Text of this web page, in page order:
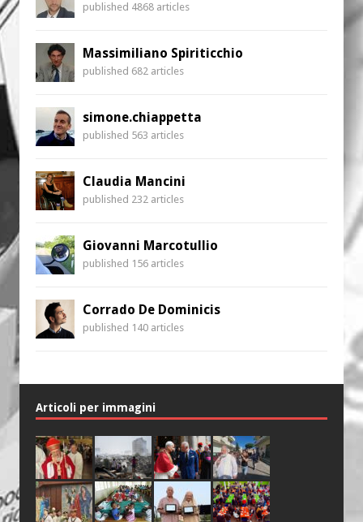
published 4868 articles
Massimiliano Spiriticchio
published 682 articles
simone.chiappetta
published 563 articles
Claudia Mancini
published 232 articles
Giovanni Marcotullio
published 156 articles
Corrado De Dominicis
published 140 articles
Articoli per immagini